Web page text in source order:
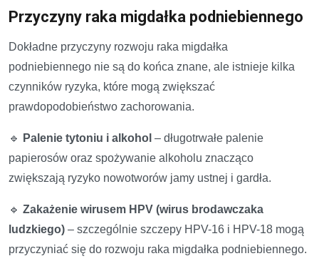
Przyczyny raka migdałka podniebiennego
Dokładne przyczyny rozwoju raka migdałka
podniebiennego nie są do końca znane, ale istnieje kilka
czynników ryzyka, które mogą zwiększać
prawdopodobieństwo zachorowania.
🔹 Palenie tytoniu i alkohol – długotrwałe palenie
papierosów oraz spożywanie alkoholu znacząco
zwiększają ryzyko nowotworów jamy ustnej i gardła.
🔹 Zakażenie wirusem HPV (wirus brodawczaka
ludzkiego) – szczególnie szczepy HPV-16 i HPV-18 mogą
przyczyniać się do rozwoju raka migdałka podniebiennego.